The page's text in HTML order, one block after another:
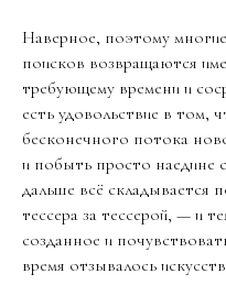
Наверное, поэтому
поисков возвращаются
требующему времени и
есть удовольствие в том,
бесконечного потока
и побыть просто наедине
дальше всё
тессера за тессерой, — и
созданное и
время отзывалось